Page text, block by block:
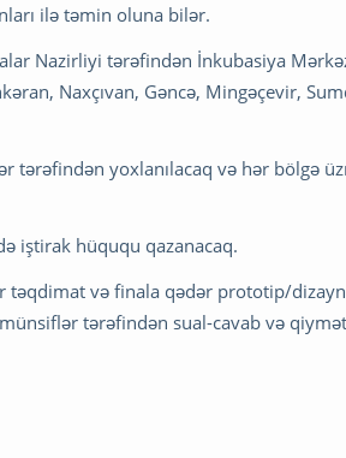
ilə təmin oluna bilər.
Nazirliyi tərəfindən İnkubasiya
Naxçıvan, Gəncə, Mingəçevir,
tərəfindən yoxlanılacaq və hər bölgə
iştirak hüququ qazanacaq.
təqdimat və finala qədər prototip/dizayn
tərəfindən sual-cavab və